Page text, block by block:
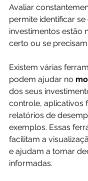
Avaliar
permite identificar se
investimentos estão
certo ou se
Existem várias
podem ajudar no
dos seus
controle, aplicativos
relatórios de
exemplos. Essas
facilitam a
e ajudam a tomar
informadas.